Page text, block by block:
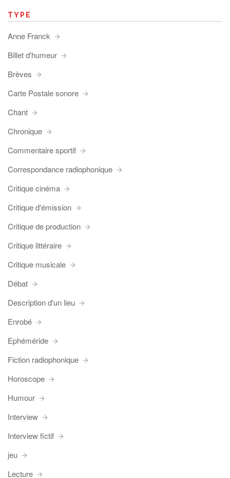
TYPE
Anne Franck
Billet d'humeur
Brèves
Carte Postale sonore
Chant
Chronique
Commentaire sportif
Correspondance radiophonique
Critique cinéma
Critique d'émission
Critique de production
Critique littéraire
Critique musicale
Débat
Description d'un lieu
Enrobé
Ephéméride
Fiction radiophonique
Horoscope
Humour
Interview
Interview fictif
jeu
Lecture